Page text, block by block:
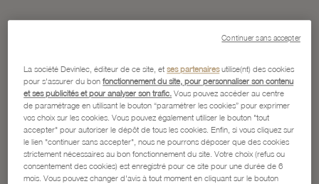
La société Devinlec, éditeur de ce site, etses partenairesutilise(nt) des cookies
pour s'assurer du bonfonctionnement du site, pour personnaliser son contenu
et ses publicités et pour analyser son trafic. Vous pouvez accéder au centre
de paramétrage en utilisant le bouton “paramétrer les cookies” pour exprimer
vos choix sur les cookies. Vous pouvez également utiliser le bouton "tout
accepter" pour autoriser le dépôt de tous les cookies. Enfin, si vous cliquez sur
le lien "continuer sans accepter", nous ne pourrons déposer que des cookies
strictement nécessaires au bon fonctionnement du site. Votre choix (refus ou
consentement des cookies) est enregistré pour ce site pour une durée de 6
mois. Vous pouvez changer d'avis à tout moment en cliquant sur le bouton
Continuer sans accepter